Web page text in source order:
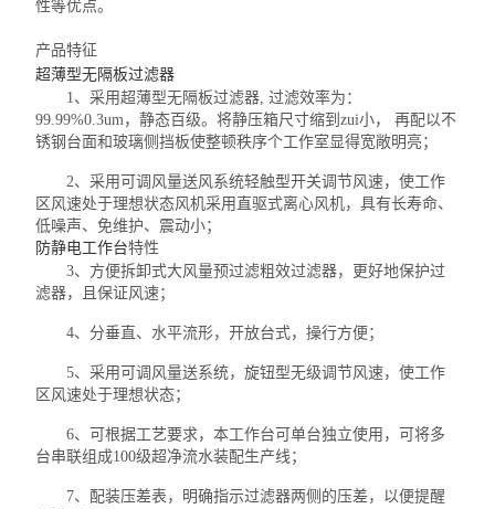
性等优点。
产品特征
超薄型无隔板过滤器
1、采用超薄型无隔板过滤器, 过滤效率为：
99.99%0.3um，静态百级。将静压箱尺寸缩到zui小， 再配以不
锈钢台面和玻璃侧挡板使整顿秩序个工作室显得宽敞明亮；
2、采用可调风量送风系统轻触型开关调节风速，使工作
区风速处于理想状态风机采用直驱式离心风机，具有长寿命、
低噪声、免维护、震动小；
防静电工作台特性
3、方便拆卸式大风量预过滤粗效过滤器，更好地保护过
滤器，且保证风速；
4、分垂直、水平流形，开放台式，操行方便；
5、采用可调风量送系统，旋钮型无级调节风速，使工作
区风速处于理想状态；
6、可根据工艺要求，本工作台可单台独立使用，可将多
台串联组成100级超净流水装配生产线；
7、配装压差表，明确指示过滤器两侧的压差，以便提醒